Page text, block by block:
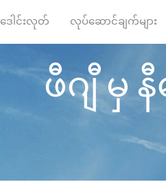
ဒေါင်းလုတ် လုပ်ဆောင်ချက်များ
ဖီဂျီ မှ